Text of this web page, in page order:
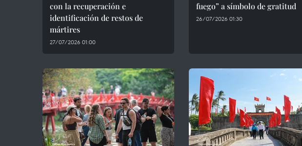
con la recuperación e
identificación de restos de
mártires
27/07/2026 01:00
fuego” a símbolo de gratitud
26/07/2026 01:30